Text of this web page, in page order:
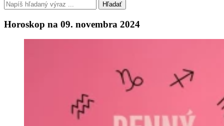
Hľadať
Horoskop na 09. novembra 2024